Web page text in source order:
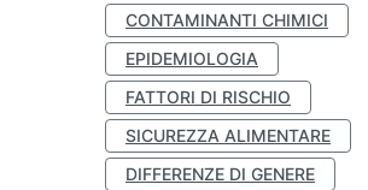
CONTAMINANTI CHIMICI
EPIDEMIOLOGIA
FATTORI DI RISCHIO
SICUREZZA ALIMENTARE
DIFFERENZE DI GENERE